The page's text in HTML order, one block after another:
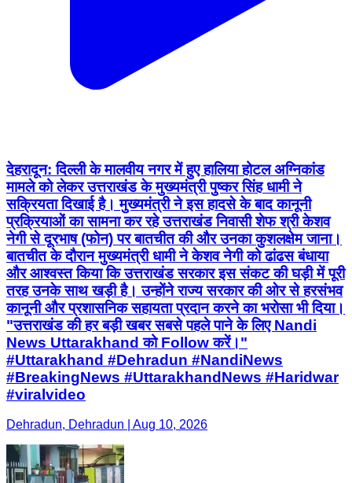
देहरादून: दिल्ली के मालवीय नगर में हुए हालिया होटल अग्निकांड
मामले को लेकर उत्तराखंड के मुख्यमंत्री पुष्कर सिंह धामी ने
सक्रियता दिखाई है। मुख्यमंत्री ने इस हादसे के बाद कानूनी
प्रक्रियाओं का सामना कर रहे उत्तराखंड निवासी शेफ श्री केशव
नेगी से दूरभाष (फोन) पर बातचीत की और उनका कुशलक्षेम जाना।
बातचीत के दौरान मुख्यमंत्री धामी ने केशव नेगी को ढांढस बंधाया
और आश्वस्त किया कि उत्तराखंड सरकार इस संकट की घड़ी में पूरी
तरह उनके साथ खड़ी है। उन्होंने राज्य सरकार की ओर से हरसंभव
कानूनी और प्रशासनिक सहायता प्रदान करने का भरोसा भी दिया।
"उत्तराखंड की हर बड़ी खबर सबसे पहले पाने के लिए Nandi
News Uttarakhand को Follow करें।"
#Uttarakhand #Dehradun #NandiNews
#BreakingNews #UttarakhandNews #Haridwar
#viralvideo
Dehradun, Dehradun | Aug 10, 2026